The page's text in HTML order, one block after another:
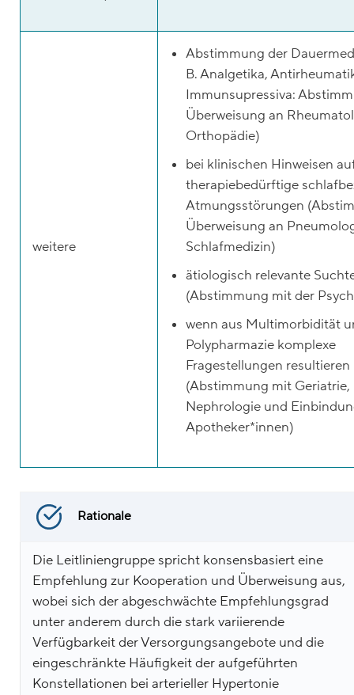
weitere
Abstimmung der
B. Analgetika,
Immunsupressiva:
Überweisung an
Orthopädie)
bei klinischen Hinweisen
therapiebedürftige
Atmungsstörungen
Überweisung an
Schlafmedizin)
ätiologisch relevante
(Abstimmung mit der
wenn aus Multimorbidität
Polypharmazie komplexe
Fragestellungen resultieren
(Abstimmung mit Geriatrie,
Nephrologie und
Apotheker*innen)
Rationale
Die Leitliniengruppe spricht konsensbasiert eine
Empfehlung zur Kooperation und Überweisung aus,
wobei sich der abgeschwächte Empfehlungsgrad
unter anderem durch die stark variierende
Verfügbarkeit der Versorgungsangebote und die
eingeschränkte Häufigkeit der aufgeführten
Konstellationen bei arterieller Hypertonie